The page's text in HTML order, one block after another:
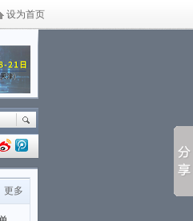
设为首页
更多